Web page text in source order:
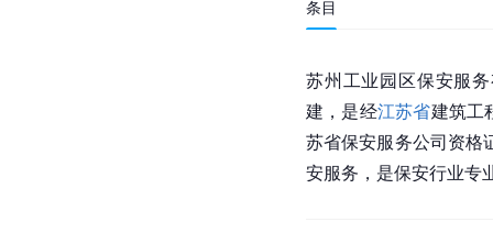
条目
苏州工业园区保安服
建，是经江苏省建筑工
苏省保安服务公司资格
安服务，是保安行业专